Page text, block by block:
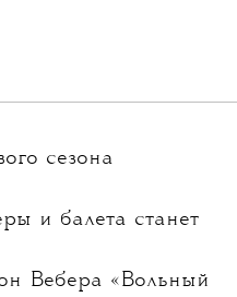
сезона
и балета станет
Вебера «Вольный